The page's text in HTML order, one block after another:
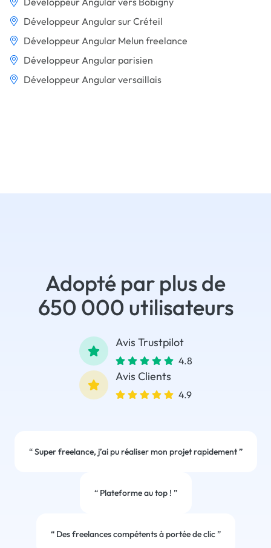
Développeur Angular sur Créteil
Développeur Angular Melun freelance
Développeur Angular parisien
Développeur Angular versaillais
Adopté par plus de
650 000 utilisateurs
Avis Trustpilot
4.8
Avis Clients
4.9
“Super freelance, j’ai pu réaliser mon projet rapidement”
“Plateforme au top ! ”
“Des freelances compétents à portée de clic”